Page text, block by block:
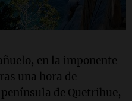
en la imponente
una hora de
de Quetrihue,